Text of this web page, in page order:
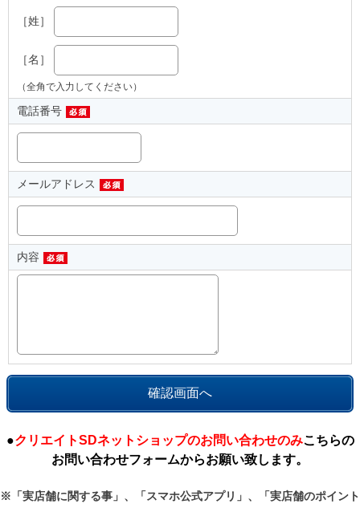
［姓］
［名］
（全角で入力してください）
電話番号
メールアドレス
内容
●クリエイトSDネットショップのお問い合わせのみこちらの
お問い合わせフォームからお願い致します。
※「実店舗に関する事」、「スマホ公式アプリ」、「実店舗のポイント